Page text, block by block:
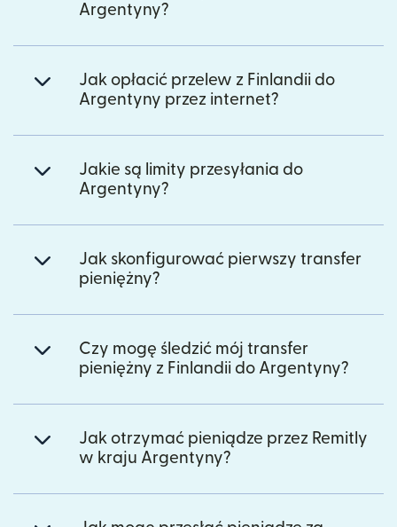
Argentyny?
Jak opłacić przelew z Finlandii do
Argentyny przez internet?
Jakie są limity przesyłania do
Argentyny?
Jak skonfigurować pierwszy transfer
pieniężny?
Czy mogę śledzić mój transfer
pieniężny z Finlandii do Argentyny?
Jak otrzymać pieniądze przez Remitly
w kraju Argentyny?